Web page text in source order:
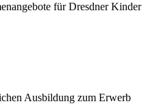
für Dresdner Kinder
Ausbildung zum Erwerb